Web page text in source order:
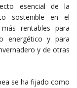
esencial de la
sostenible en el
rentables para
energético y para
y de otras
se ha fijado como